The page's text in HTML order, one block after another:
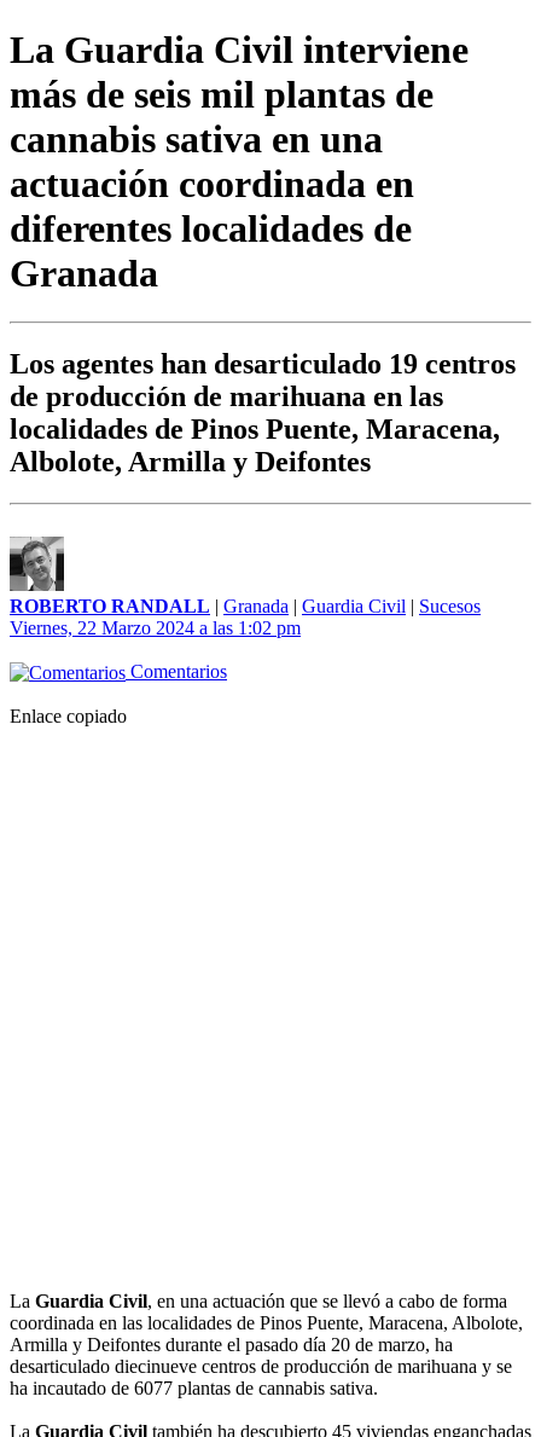
La Guardia Civil interviene
más de seis mil plantas de
cannabis sativa en una
actuación coordinada en
diferentes localidades de
Granada
Los agentes han desarticulado 19 centros
de producción de marihuana en las
localidades de Pinos Puente, Maracena,
Albolote, Armilla y Deifontes
ROBERTO RANDALL | Granada | Guardia Civil | Sucesos
Viernes, 22 Marzo 2024 a las 1:02 pm
Comentarios
Enlace copiado
La Guardia Civil, en una actuación que se llevó a cabo de forma
coordinada en las localidades de Pinos Puente, Maracena, Albolote,
Armilla y Deifontes durante el pasado día 20 de marzo, ha
desarticulado diecinueve centros de producción de marihuana y se
ha incautado de 6077 plantas de cannabis sativa.
La Guardia Civil también ha descubierto 45 viviendas enganchadas